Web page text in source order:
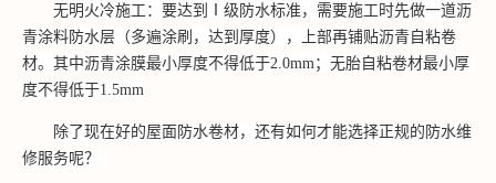
无明火冷施工：要达到
Ⅰ级防水标准，需要施工时先做一道沥
青涂料防水层（多遍涂刷，达到厚度），上部再铺贴沥青自粘卷
材。其中沥青涂膜最小厚度不得低于2.0mm；无胎自粘卷材最小厚
度不得低于1.5mm
除了现在好的屋面防水卷材，还有如何才能选择正规的防水维
修服务呢？